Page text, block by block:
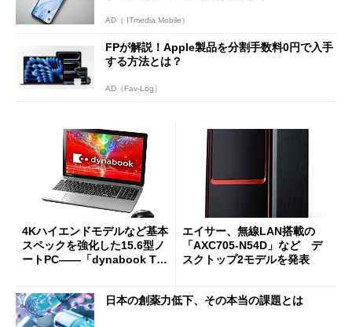
AD（ ITmedia Mobile）
FPが解説！Apple製品を分割手数料0円で入手
する方法とは？
AD（Fav-Log）
4Kハイエンドモデルなど基本
スペックを強化した15.6型ノ
ートPC――「dynabook T95
エイサー、無線LAN搭載の
「AXC705-N54D」など デ
スクトップ2モデルを発表
日本の創薬力低下、その本当の課題とは